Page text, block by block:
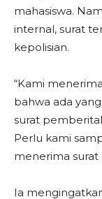
mahasiswa.
internal, surat
kepolisian.
“Kami
bahwa ada
surat
Perlu kami
menerima
Ia